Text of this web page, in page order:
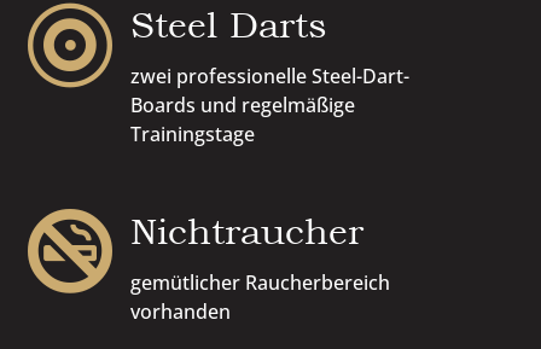
 Steel Darts
zwei professionelle Steel-Dart-
Boards und regelmäßige
Trainingstage
 Nichtraucher
gemütlicher Raucherbereich
vorhanden